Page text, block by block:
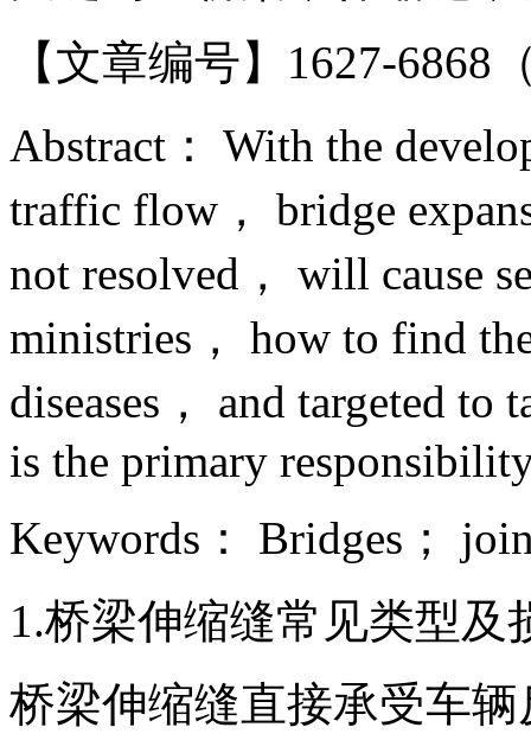
【文章编号】1627-6868
Abstract： With the
traffic flow， bridge
not resolved， will cause
ministries， how to find
diseases， and targeted to
is the primary
Keywords： Bridges；
1.桥梁伸缩缝常见类型及
桥梁伸缩缝直接承受车